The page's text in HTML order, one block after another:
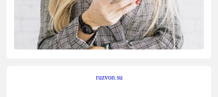
ruzvon.su